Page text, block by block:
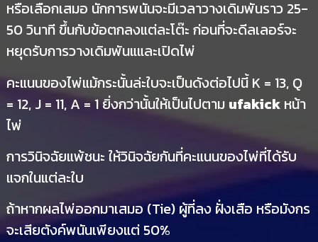
หรือเลือกเสมอ นักการพนันจะมีเวลาวางเดิมพันราว 25-
50 วินาที ขึ้นกับข้อตกลงแต่ละโต๊ะ ก่อนที่จะดีลเลอร์จะ
หยุดรับการวางเดิมพันแและเปิดไพ่
คะแนนของไพ่แม้กระนั้นล่ะใบจะเป็นดังต่อไปนี้ K = 13, Q
= 12, J = 11, A = 1 ยิ่งกว่านั้นให้เป็นไปตาม ufakickหน้า
ไพ่
การวินิจฉัยแพ้ชนะ ให้วินิจฉัยกันที่คะแนนของไพ่ที่ได้รับ
แจกในแต่ละใบ
ถ้าหากผลไพ่ออกมาเสมอ (Tie) ผู้ที่ลง ฝั่งเสือ หรือมังกร
จะเสียตังค์พนันเพียงแต่ 50%